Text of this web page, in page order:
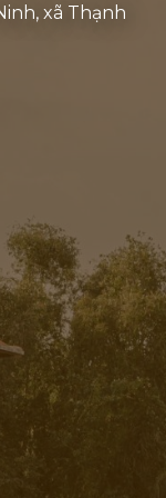
xã Thạnh